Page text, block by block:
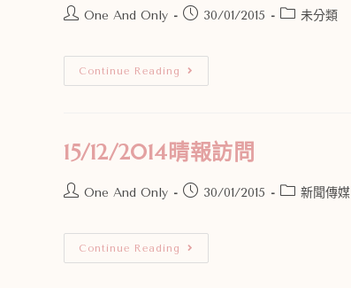
One And Only 30/01/2015 未分類
Continue Reading
15/12/2014晴報訪問
One And Only 30/01/2015 新聞傳媒
Continue Reading